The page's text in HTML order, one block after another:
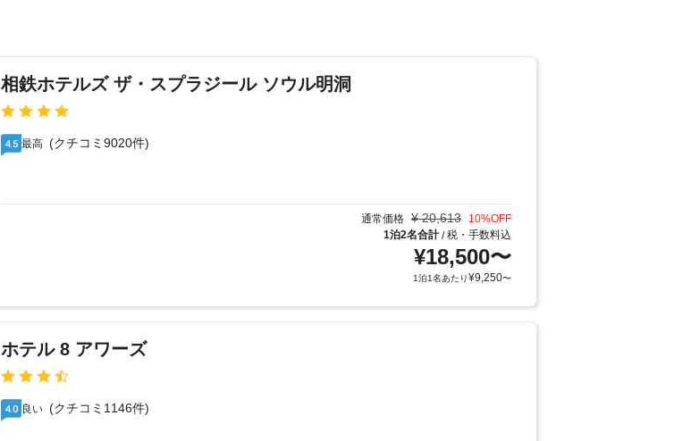
相鉄ホテルズ ザ・スプラジール ソウル明洞
4.5 最高 (クチコミ9020件)
通常価格 ¥ 20,613 10%OFF
1泊2名合計/税・手数料込
¥18,500〜
1泊1名あたり¥9,250〜
ホテル 8 アワーズ
4.0 良い (クチコミ1146件)